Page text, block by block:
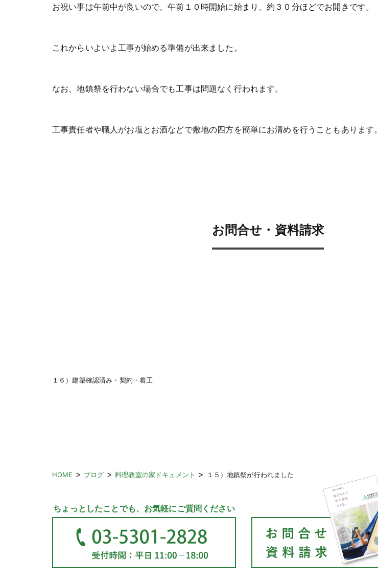
お祝い事は午前中が良いので、午前１０時開始に始まり、約３０分ほどでお開きです。
これからいよいよ工事が始める準備が出来ました。
なお、地鎮祭を行わない場合でも工事は問題なく行われます。
工事責任者や職人がお塩とお酒などで敷地の四方を簡単にお清めを行うこともあります。
お問合せ・資料請求
１６）建築確認済み・契約・着工
HOME > ブログ >料理教室の家ドキュメント > １５）地鎮祭が行われました
ちょっとしたことでも、お気軽にご質問ください